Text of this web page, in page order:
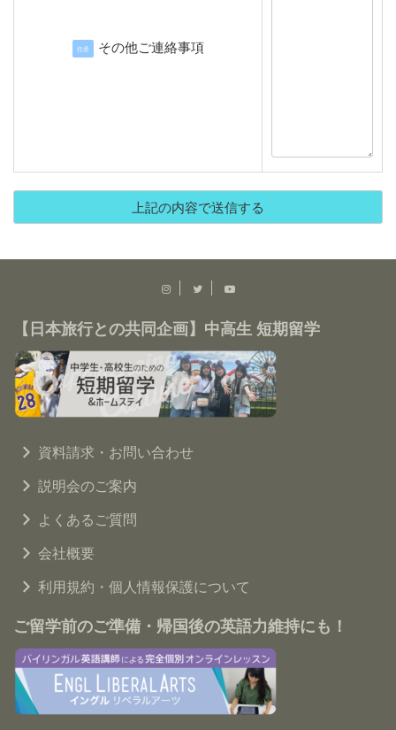
任意 その他ご連絡事項
【日本旅行との共同企画】中高生 短期留学
資料請求・お問い合わせ
説明会のご案内
よくあるご質問
会社概要
利用規約・個人情報保護について
ご留学前のご準備・帰国後の英語力維持にも！